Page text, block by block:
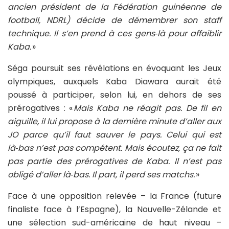
ancien président de la Fédération guinéenne de
football, NDRL) décide de démembrer son staff
technique. Il s’en prend à ces gens‑là pour affaiblir
Kaba.»
Séga poursuit ses révélations en évoquant les Jeux
olympiques, auxquels Kaba Diawara aurait été
poussé à participer, selon lui, en dehors de ses
prérogatives : «Mais Kaba ne réagit pas. De fil en
aiguille, il lui propose à la dernière minute d’aller aux
JO parce qu’il faut sauver le pays. Celui qui est
là‑bas n’est pas compétent. Mais écoutez, ça ne fait
pas partie des prérogatives de Kaba. Il n’est pas
obligé d’aller là‑bas. Il part, il perd ses matchs.»
Face à une opposition relevée – la France (future
finaliste face à l’Espagne), la Nouvelle-Zélande et
une sélection sud-américaine de haut niveau –